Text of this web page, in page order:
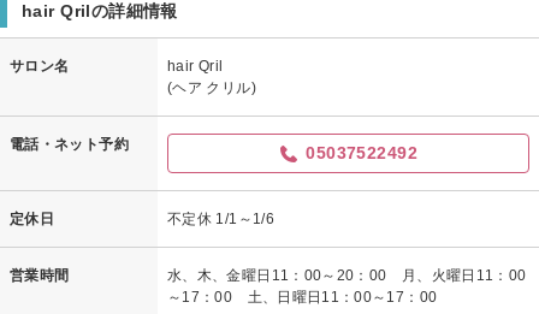
hair Qrilの詳細情報
サロン名
hair Qril
(ヘア クリル)
電話・ネット予約 05037522492
定休日 不定休 1/1～1/6
営業時間
水、木、金曜日11：00～20：00 月、火曜日11：00
～17：00 土、日曜日11：00～17：00